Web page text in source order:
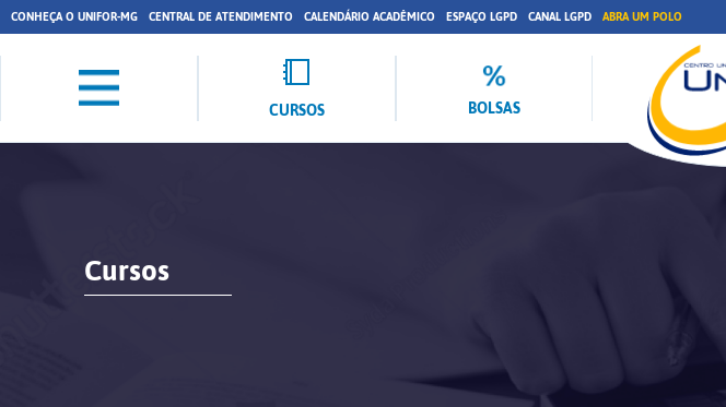
CONHEÇA O UNIFOR-MG CENTRAL DE ATENDIMENTO CALENDÁRIO ACADÊMICO ESPAÇO LGPD CANAL LGPD ABRA UM POLO
CURSOS BOLSAS
Cursos